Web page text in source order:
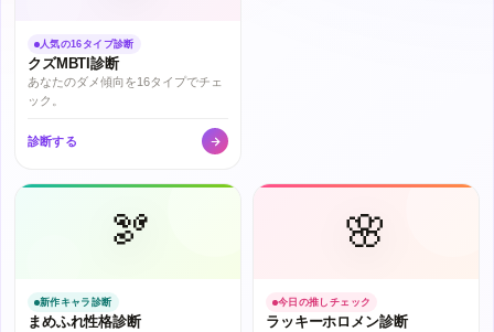
人気の16タイプ診断
クズMBTI診断
あなたのダメ傾向を16タイプでチェ
ック。
診断する
🫘
新作キャラ診断
まめふれ性格診断
🌸
今日の推しチェック
ラッキーホロメン診断